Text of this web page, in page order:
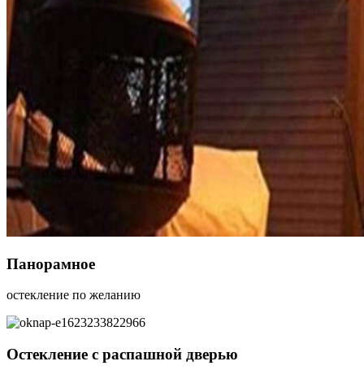
Панорамное
остекление по желанию
Остекление с распашной дверью